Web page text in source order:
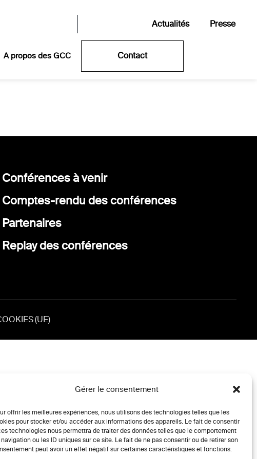
Gérer le consentement
offrir les meilleures expériences, nous utilisons des technologies telles que les
pour stocker et/ou accéder aux informations des appareils. Le fait de consentir
technologies nous permettra de traiter des données telles que le comportement
navigation ou les ID uniques sur ce site. Le fait de ne pas consentir ou de retirer son
peut avoir un effet négatif sur certaines caractéristiques et fonctions.
Actualités Presse
A propos des GCC Contact
Conférences à venir
Comptes-rendu des conférences
Partenaires
Replay des conférences
(UE)